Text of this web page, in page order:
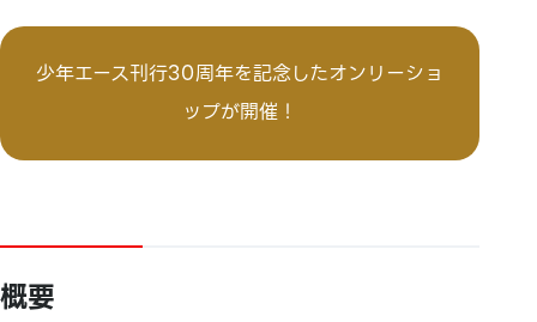
少年エース刊行30周年を記念したオンリーショ
ップが開催！
概要